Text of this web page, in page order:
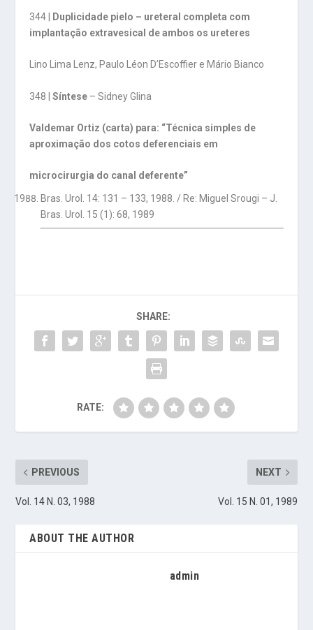
344 |
Duplicidade pielo – ureteral completa com
implantação extravesical de ambos os ureteres
Lino Lima Lenz, Paulo Léon D’Escoffier e Mário Bianco
348 |Síntese – Sidney Glina
Valdemar Ortiz (carta) para: “Técnica simples de
aproximação dos cotos deferenciais em
microcirurgia do canal deferente”
Bras. Urol. 14: 131 – 133, 1988. / Re: Miguel Srougi – J.
Bras. Urol. 15 (1): 68, 1989
SHARE:
RATE:
PREVIOUS
Vol. 14 N. 03, 1988
NEXT
Vol. 15 N. 01, 1989
ABOUT THE AUTHOR
admin